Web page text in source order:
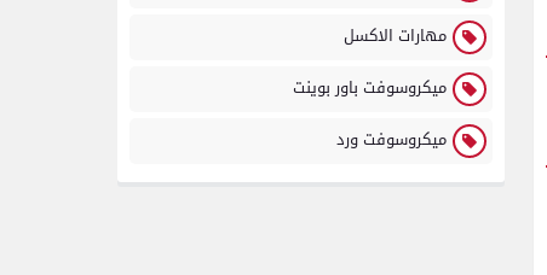
مهارات الاكسل
ميكروسوفت باور بوينت
ميكروسوفت ورد